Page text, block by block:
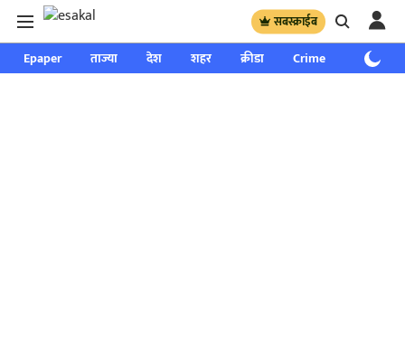
सबस्क्राईब
Epaper ताज्या देश शहर क्रीडा Crime साप्ताहिक